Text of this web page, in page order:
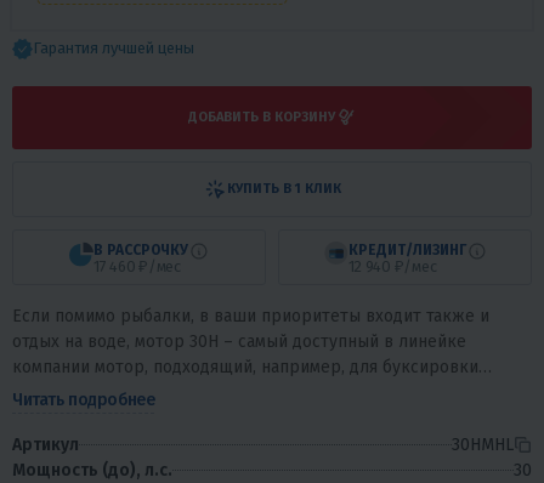
Гарантия лучшей цены
ДОБАВИТЬ В КОРЗИНУ
В РАССРОЧКУ
17 460 ₽/мес
КРЕДИТ/ЛИЗИНГ
12 940 ₽/мес
КУПИТЬ В 1 КЛИК
Если помимо рыбалки, в ваши приоритеты входит также и
отдых на воде, мотор 30H – самый доступный в линейке
компании мотор, подходящий, например, для буксировки
лыжника. Просто вам понадобится...
Читать подробнее
Артикул
30HMHL
Мощность (до), л.с.
30